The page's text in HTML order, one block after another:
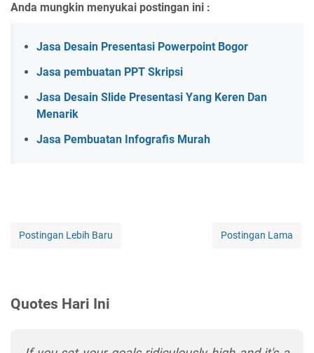
Anda mungkin menyukai postingan ini :
Jasa Desain Presentasi Powerpoint Bogor
Jasa pembuatan PPT Skripsi
Jasa Desain Slide Presentasi Yang Keren Dan
Menarik
Jasa Pembuatan Infografis Murah
Postingan Lebih Baru Postingan Lama
Quotes Hari Ini